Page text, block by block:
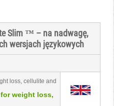
Slim ™ – na nadwagę,
wersjach językowych
loss, cellulite and
weight loss,